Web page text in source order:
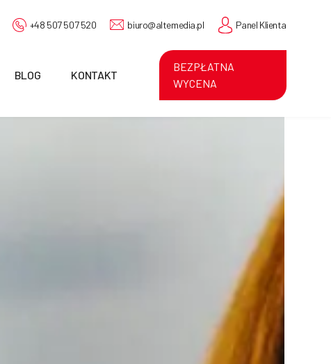
+48 507 507 520 biuro@altemedia.pl Panel Klienta
BLOG KONTAKT
BEZPŁATNA
WYCENA